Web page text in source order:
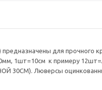
для прочного
1шт=10см к примеру
30СМ). Люверсы